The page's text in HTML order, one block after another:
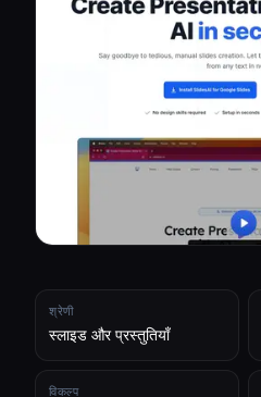
श्रेणी
स्लाइड और प्रस्तुतियाँ
विकल्प